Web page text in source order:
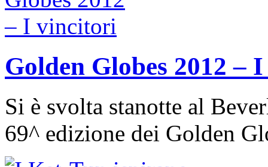
Golden Globes 2012 –
Si è svolta stanotte al
69^ edizione dei Golden